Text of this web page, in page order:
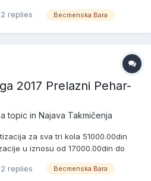
prijavljena ekipa! Ekipa ako
replies Becmenska Bara
2017 Prelazni Pehar-
topic in Najava Takmičenja
za sva tri kola 51000.00din
u iznosu od 17000.00din do
za uplatu sva tri kola je
replies Becmenska Bara